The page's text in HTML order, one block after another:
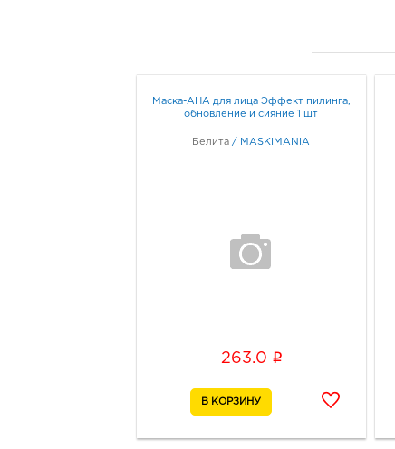
Маска-AHA для лица Эффект пилинга,
обновление и сияние 1 шт
Белита / MASKIMANIA
263.0 i